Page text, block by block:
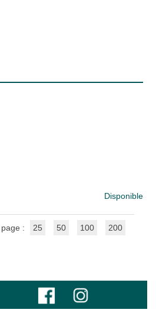
Disponible
: 25 50 100 200